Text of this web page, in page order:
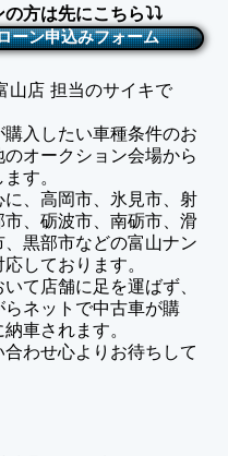
方は先にこちら⤵⤵
ーン申込みフォーム
山店 担当のサイキで
購入したい車種条件のお
オークション会場から
す。
に、高岡市、氷見市、射
市、砺波市、南砺市、滑
、黒部市などの富山ナン
しております。
て店舗に足を運ばず、
らネットで中古車が購
車されます。
合わせ心よりお待ちして